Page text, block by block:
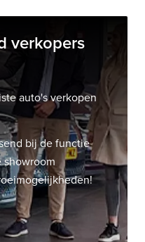
verkopers
auto's verkopen
bij de functie
showroom